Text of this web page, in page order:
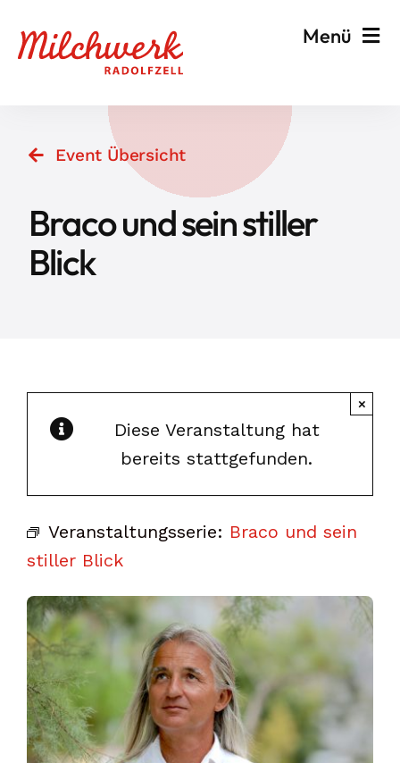
Inhalt
Menü
Veranstalten & Planen
Besuchen & Informieren
Events
Event Übersicht
Braco und sein stiller
Blick
Diese Veranstaltung hat
bereits stattgefunden.
×
Veranstaltungsserie: Braco und sein
stiller Blick